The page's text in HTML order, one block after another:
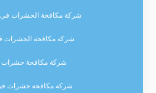
شركة مكافحة الحشرات في
شركة مكافحة الحشرات
شركة مكافحة حشرات
شركة مكافحة حشرات